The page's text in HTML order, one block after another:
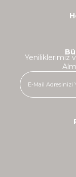
Yeniliklerimiz